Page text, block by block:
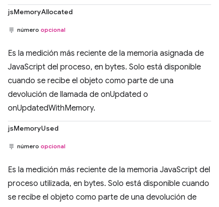
jsMemoryAllocated
número opcional
Es la medición más reciente de la memoria asignada de
JavaScript del proceso, en bytes. Solo está disponible
cuando se recibe el objeto como parte de una
devolución de llamada de onUpdated o
onUpdatedWithMemory.
jsMemoryUsed
número opcional
Es la medición más reciente de la memoria JavaScript del
proceso utilizada, en bytes. Solo está disponible cuando
se recibe el objeto como parte de una devolución de